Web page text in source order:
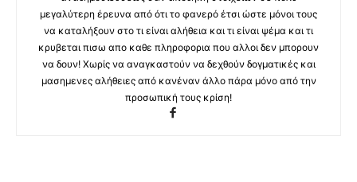
μεγαλύτερη έρευνα από ότι το φανερό έτσι ώστε μόνοι τους
να καταλήξουν στο τι είναι αλήθεια και τι είναι ψέμα και τι
κρυβεται πισω απο καθε πληροφορια που αλλοι δεν μπορουν
να δουν! Χωρίς να αναγκαστούν να δεχθούν δογματικές και
μασημενες αλήθειες από κανέναν άλλο πάρα μόνο από την
προσωπική τους κρίση!